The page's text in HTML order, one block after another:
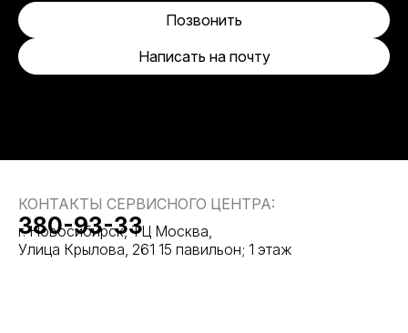
Написать на почту
Позвонить
КОНТАКТЫ СЕРВИСНОГО ЦЕНТРА:
г. Новосибирск, ТЦ Москва,
Улица Крылова, 261 15 павильон; 1 этаж
380-93-33